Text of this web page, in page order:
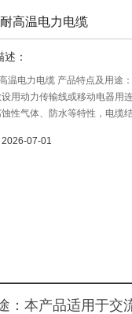
高温电力电缆
：
温电力电缆 产品特点及用途
用动力传输线或移动电器用
性气体、防水等特性，电缆
07-01
：本产品适用于交